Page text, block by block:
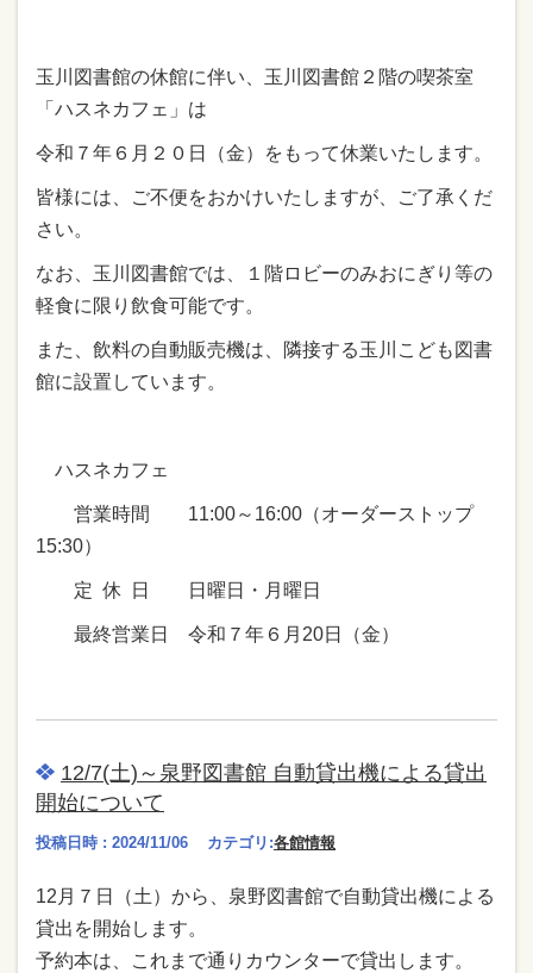
玉川図書館の休館に伴い、玉川図書館２階の喫茶室
「ハスネカフェ」は
令和７年６月２０日（金）をもって休業いたします。
皆様には、ご不便をおかけいたしますが、ご了承くだ
さい。
なお、玉川図書館では、１階ロビーのみおにぎり等の
軽食に限り飲食可能です。
また、飲料の自動販売機は、隣接する玉川こども図書
館に設置しています。
ハスネカフェ
営業時間 11:00～16:00（オーダーストップ
15:30）
定 休 日 日曜日・月曜日
最終営業日 令和７年６月20日（金）
12/7(土)～泉野図書館 自動貸出機による貸出
開始について
投稿日時 : 2024/11/06 カテゴリ:各館情報
12月７日（土）から、泉野図書館で自動貸出機による
貸出を開始します。
予約本は、これまで通りカウンターで貸出します。